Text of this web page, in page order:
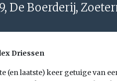
De Boerderij,
Driessen
(en laatste) keer getuige van